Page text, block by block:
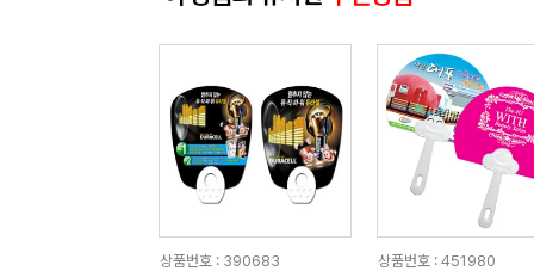
상품번호 : 390683
상품번호 : 451980